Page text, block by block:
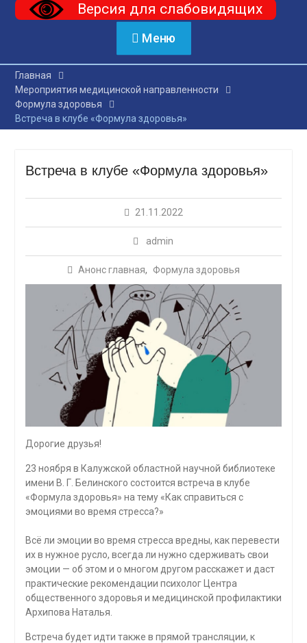
Версия для слабовидящих
Меню
Главная
Мероприятия медицинской направленности
Формула здоровья
Встреча в клубе «Формула здоровья»
Встреча в клубе «Формула здоровья»
21.11.2022
admin
Анонс главная, Формула здоровья
Дорогие друзья!
23 ноября в Калужской областной научной библиотеке
имени В. Г. Белинского состоится встреча в клубе
«Формула здоровья» на тему «Как справиться с
эмоциями во время стресса?»
Всё ли эмоции во время стресса вредны, как перевести
их в нужное русло, всегда ли нужно сдерживать свои
эмоции — об этом и о многом другом расскажет и даст
практические рекомендации психолог Центра
общественного здоровья и медицинской профилактики
Архипова Наталья.
Встреча будет идти также в прямой трансляции, к